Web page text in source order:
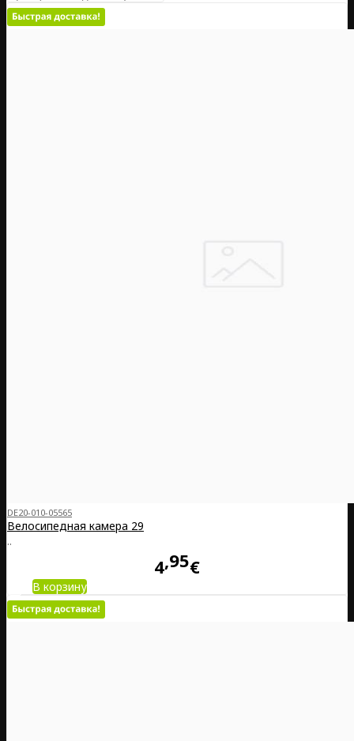
DE20-010-05565
Велосипедная камера 29
..
4 95€
В корзину